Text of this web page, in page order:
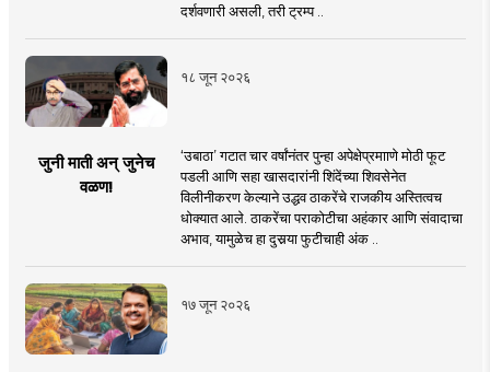
दर्शवणारी असली, तरी ट्रम्प ..
१८ जून २०२६
जुनी माती अन् जुनेच
वळण!
‘उबाठा’ गटात चार वर्षांनंतर पुन्हा अपेक्षेप्रमााणे मोठी फूट
पडली आणि सहा खासदारांनी शिंदेंच्या शिवसेनेत
विलीनीकरण केल्याने उद्धव ठाकरेंचे राजकीय अस्तित्वच
धोक्यात आले. ठाकरेंचा पराकोटीचा अहंकार आणि संवादाचा
अभाव, यामुळेच हा दुसर्‍या फुटीचाही अंक ..
१७ जून २०२६